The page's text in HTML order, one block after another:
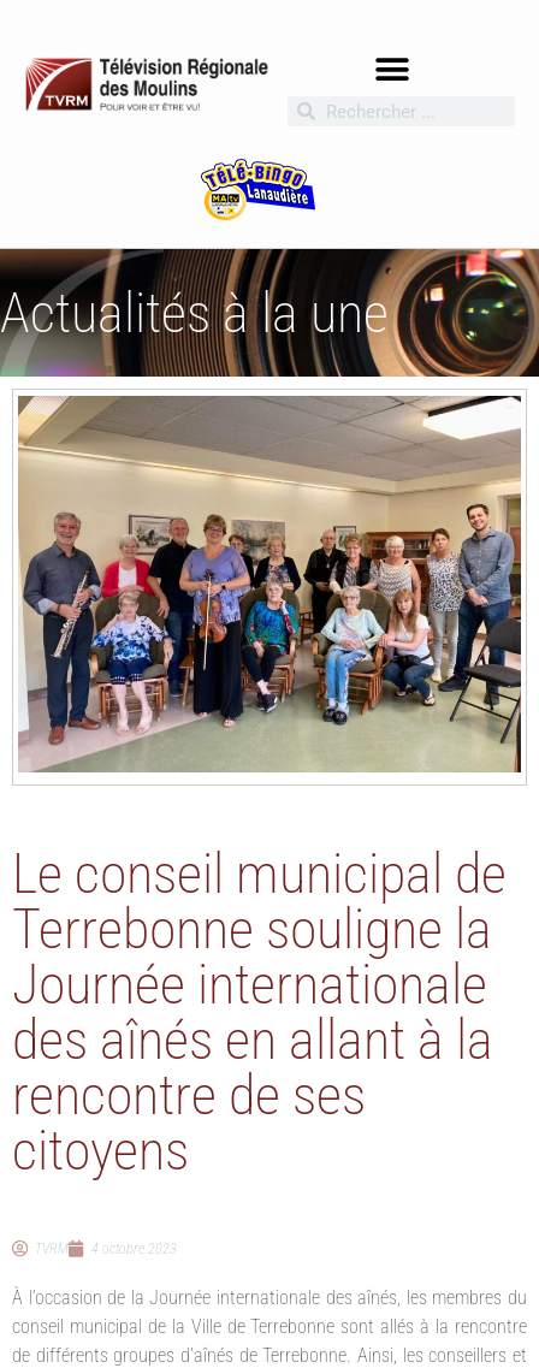
Actualités à la une
Le conseil municipal de
Terrebonne souligne la
Journée internationale
des aînés en allant à la
rencontre de ses
citoyens
TVRM 4 octobre 2023
À l’occasion de la Journée internationale des aînés, les membres du
conseil municipal de la Ville de Terrebonne sont allés à la rencontre
de différents groupes d’aînés de Terrebonne. Ainsi, les conseillers et